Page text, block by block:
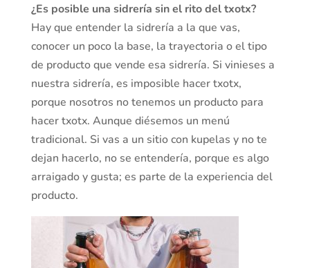
¿Es posible una sidrería sin el rito del txotx?
Hay que entender la sidrería a la que vas,
conocer un poco la base, la trayectoria o el tipo
de producto que vende esa sidrería. Si vinieses a
nuestra sidrería, es imposible hacer txotx,
porque nosotros no tenemos un producto para
hacer txotx. Aunque diésemos un menú
tradicional. Si vas a un sitio con kupelas y no te
dejan hacerlo, no se entendería, porque es algo
arraigado y gusta; es parte de la experiencia del
producto.